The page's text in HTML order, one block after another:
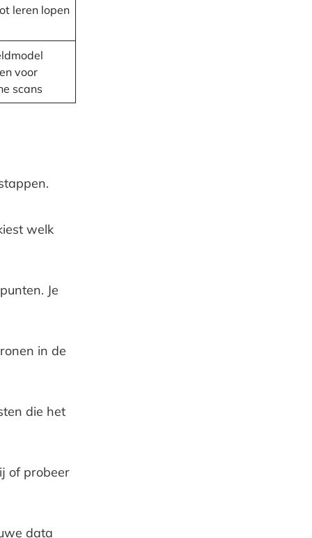
leren lopen
voor
scans
welk
Je
in de
die het
of probeer
data